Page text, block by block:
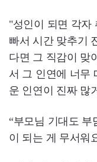
"성인이 되면 각자
빠서 시간 맞추기
다면 그 직감이 맞
서 그 인연에 너무
운 인연이 진짜 많
“부모님 기대도 부
이 되는 게 무서워